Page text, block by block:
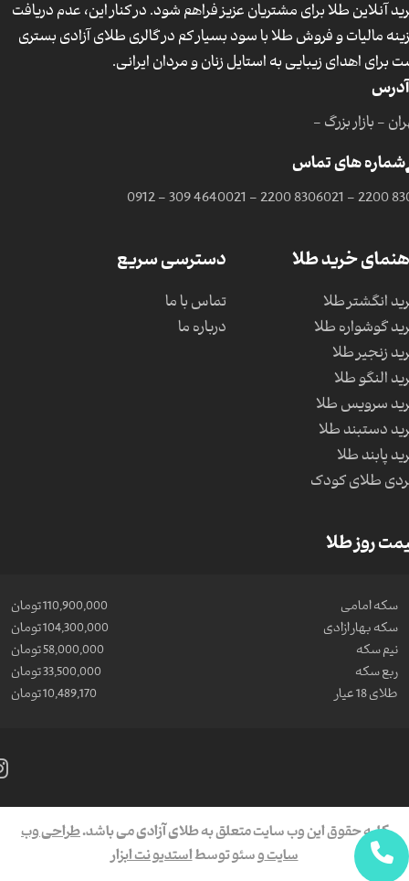
آنلاین طلا برای مشتریان عزیز فراهم شود. در کنار این، عدم دریافت
مالیات و فروش طلا با سود بسیار کم در گالری طلای آزادی بستری
برای اهدای زیبایی به استایل زنان و مردان ایرانی.
آدرس
- بازار بزرگ -
شماره های تماس
021 - 2200
021 - 2200 8306
0912 - 309 4640
خرید طلا
انگشتر طلا
گوشواره طلا
زنجیر طلا
النگو طلا
سرویس طلا
دستبند طلا
پابند طلا
طلای کودک
دسترسی سریع
تماس با ما
درباره ما
روز طلا
سکه امامی
110,900,000 تومان
سکه بهار ازادی
104,300,000 تومان
نیم سکه
58,000,000 تومان
ربع سکه
33,500,000 تومان
طلای 18 عیار
10,489,170 تومان
کلیه حقوق این وب سایت متعلق به طلای آزادی می باشد.طراحی وب
سایتو سئو توسطاستدیو نت ابزار